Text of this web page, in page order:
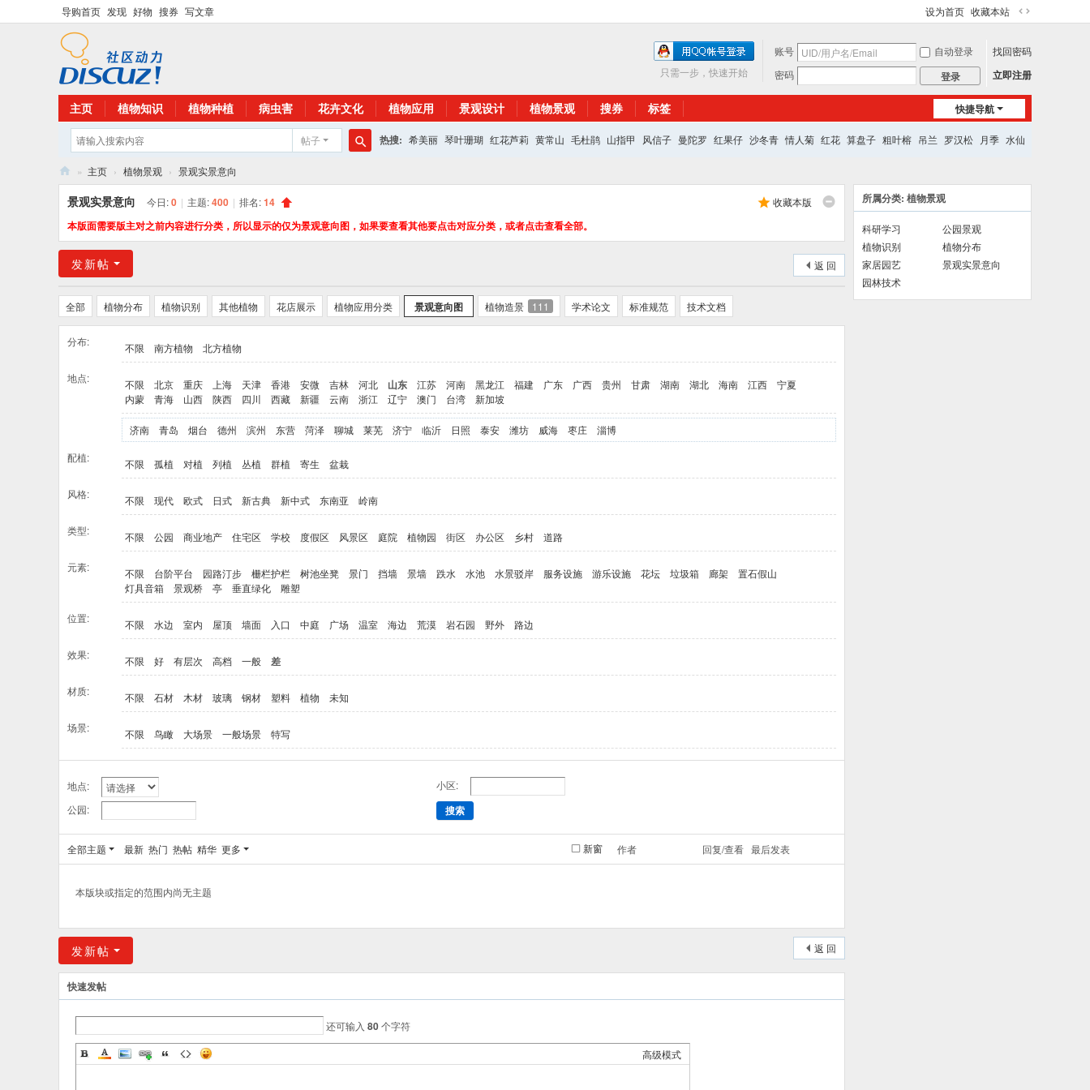
导购首页 发现 好物 搜券 写文章 设为首页 收藏本站
切
到
宽
版
账号 自动登录
找回密码
密码
登录 立即注册
只需一步，快速开始
快捷导航
主页 植物知识 植物种植 病虫害 花卉文化 植物应用 景观设计 植物景观 搜券 标签
帖子
索
热搜: 希美丽 琴叶珊瑚 红花芦莉 黄常山 毛杜鹃 山指甲 风信子 曼陀罗 红果仔 沙冬青 情人菊 红花 算盘子 粗叶榕 吊兰 罗汉松 月季 水仙
花
植
» 主页 › 植物景观 › 景观实景意向
收藏本版
景观实景意向 今日:0 | 主题:400 | 排名:14
本版面需要版主对之前内容进行分类，所以显示的仅为景观意向图，如果要查看其他要点击对应分类，或者点击查看全部。
返 回
发新帖
全部 植物分布 植物识别 其他植物 花店展示 植物应用分类 景观意向图 植物造景 111 学术论文 标准规范 技术文档
分布: 不限 南方植物 北方植物
地点: 不限 北京 重庆 上海 天津 香港 安微 吉林 河北 山东 江苏 河南 黑龙江 福建 广东 广西 贵州 甘肃 湖南 湖北 海南 江西
宁夏
内蒙
青海 山西 陕西 四川 西藏 新疆 云南 浙江 辽宁 澳门 台湾 新加坡
济南 青岛 烟台 德州 滨州 东营 菏泽 聊城 莱芜 济宁 临沂 日照 泰安 潍坊 威海 枣庄
淄博
配植:
不限 孤植 对植 列植 丛植 群植 寄生 盆栽
风格: 不限 现代 欧式 日式 新古典 新中式 东南亚 岭南
类型: 不限 公园 商业地产 住宅区 学校 度假区 风景区 庭院 植物园 街区 办公区 乡村 道路
元素: 不限 台阶平台 园路汀步 栅栏护栏 树池坐凳 景门 挡墙 景墙 跌水 水池 水景驳岸 服务设施 游乐设施 花坛 垃圾箱 廊架
置石假山
灯具音箱
景观桥 亭 垂直绿化 雕塑
位置: 不限 水边 室内 屋顶 墙面 入口 中庭 广场 温室 海边 荒漠 岩石园 野外 路边
效果: 不限 好 有层次 高档 一般 差
材质: 不限 石材 木材 玻璃 钢材 塑料 植物 未知
场景: 不限 鸟瞰 大场景 一般场景 特写
地点:
小区:
公园:
搜索
新窗
全部主题 最新 热门 热帖 精华 更多 作者 回复/查看 最后发表
本版块或指定的范围内尚无主题
返 回
发新帖
快速发帖
还可输入 80个字符
高级模式
所属分类: 植物景观
科研学习
公园景观
植物识别
植物分布
家居园艺
景观实景意向
园林技术